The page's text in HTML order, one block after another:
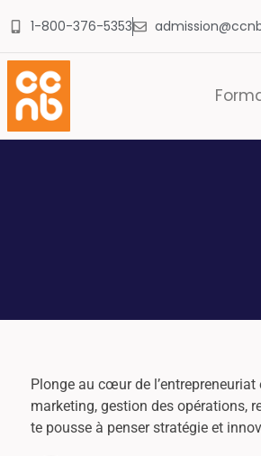
1-800-376-5353
Plonge au cœur de
marketing, gestion des opérations,
te pousse à penser stratégie et